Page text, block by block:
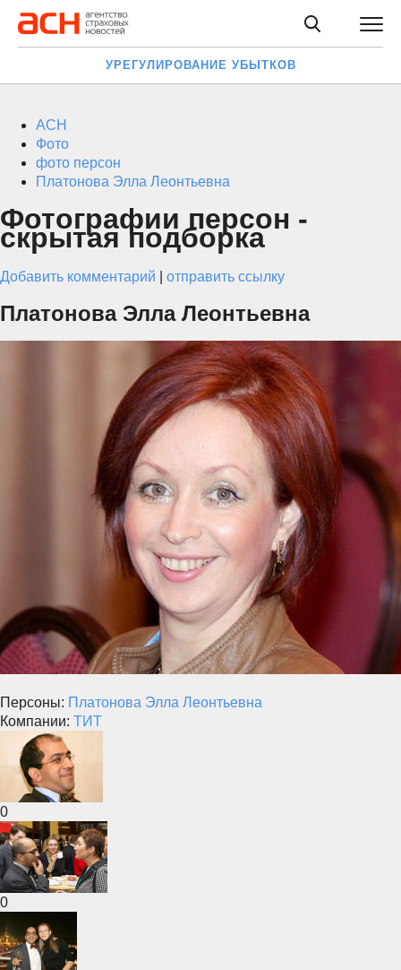
УРЕГУЛИРОВАНИЕ УБЫТКОВ
АСН
Фото
фото персон
Платонова Элла Леонтьевна
Фотографии персон -
скрытая подборка
Добавить комментарий отправить ссылку
Платонова Элла Леонтьевна
Персоны: Платонова Элла Леонтьевна
Компании: ТИТ
0
0